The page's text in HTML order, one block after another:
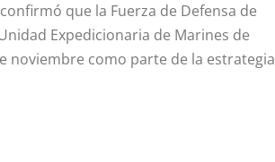
que la Fuerza de Defensa de
Expedicionaria de Marines de
noviembre como parte de la estrategia